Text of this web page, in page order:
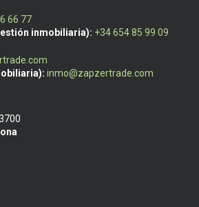
66 77
inmobiliaria): +34 654 85 99 09
inmo@zapzertrade.com